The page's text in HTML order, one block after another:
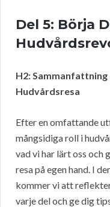
Del 5: Börja
H2: Sammanfattning
Hudvårdsresa
Efter en omfattande
mångsidiga roll i
vad vi har lärt oss och
resa på egen hand. I
kommer vi att
varje del och ge dig